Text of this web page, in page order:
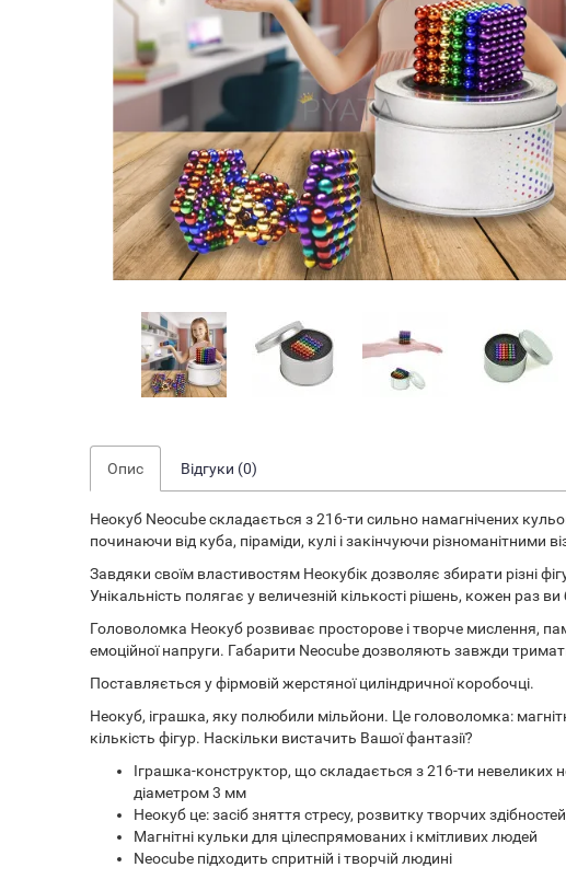
Опис Відгуки (0)
Неокуб Neocube складається з 216-ти сильно намагнічених
починаючи від куба, піраміди, кулі і закінчуючи різноманітними
Завдяки своїм властивостям Неокубік дозволяє збирати різні
Унікальність полягає у величезній кількості рішень, кожен раз
Головоломка Неокуб розвиває просторове і творче мислення,
емоційної напруги. Габарити Neocube дозволяють завжди
Поставляється у фірмовій жерстяної циліндричної коробочці.
Неокуб, іграшка, яку полюбили мільйони. Це головоломка:
кількість фігур. Наскільки вистачить Вашої фантазії?
Іграшка-конструктор, що складається з 216-ти невеликих
діаметром 3 мм
Неокуб це: засіб зняття стресу, розвитку творчих
Магнітні кульки для цілеспрямованих і кмітливих людей
Neocube підходить спритній і творчій людині